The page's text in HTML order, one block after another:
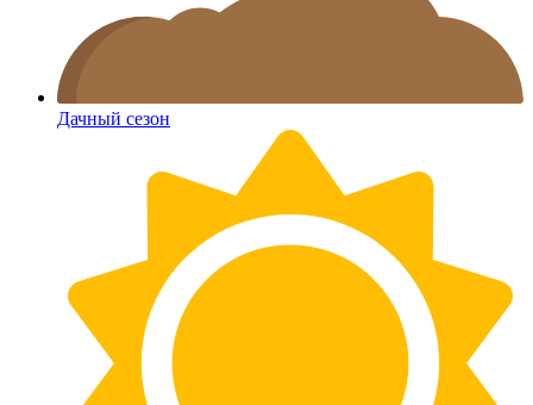
Дачный сезон